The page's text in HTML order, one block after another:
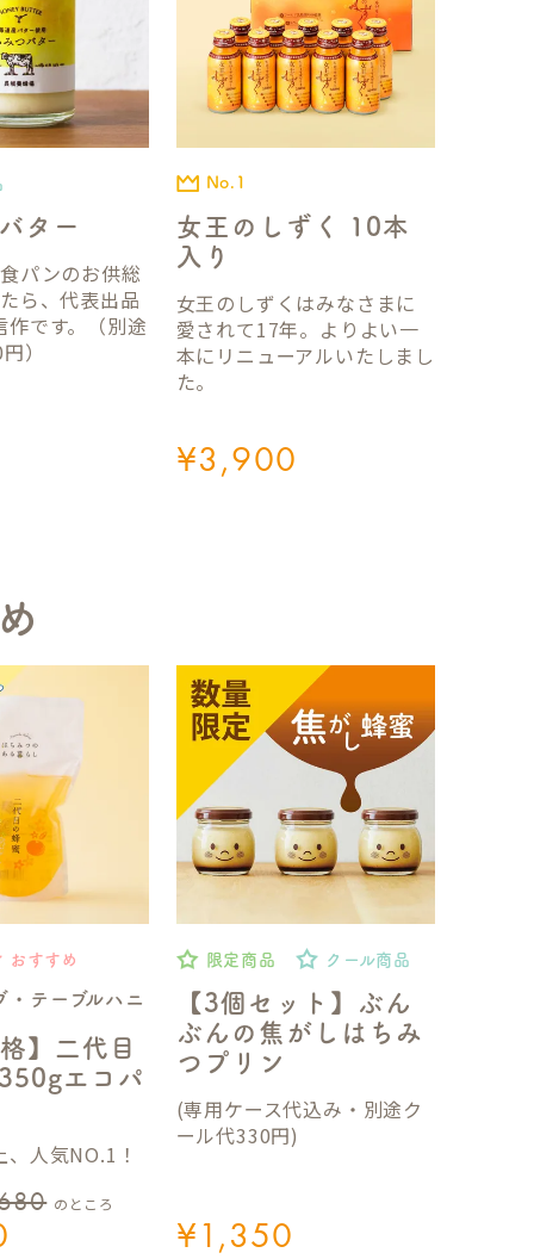
ター
パンのお供総
ら、代表出品
作です。（別途
）
女王のしずく 10本
入り
No.1
¥3,900
女王のしずくはみなさまに
愛されて17年。よりよい一
本にリニューアルいたしまし
た。
・テーブルハニ
】二代目
エコパ
おすすめ
のところ
人気NO.1！
【3個セット】ぶん
ぶんの焦がしはちみ
つプリン
限定商品 クール商品
¥1,350
(専用ケース代込み・別途ク
ール代330円)